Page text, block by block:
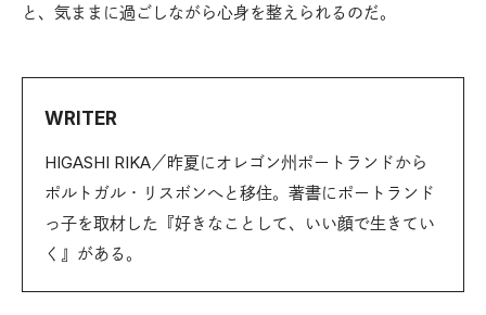
と、気ままに過ごしながら心身を整えられるのだ。
WRITER
HIGASHI RIKA／昨夏にオレゴン州ポートランドから
ポルトガル・リスボンへと移住。著書にポートランド
っ子を取材した『好きなことして、いい顔で生きてい
く』がある。